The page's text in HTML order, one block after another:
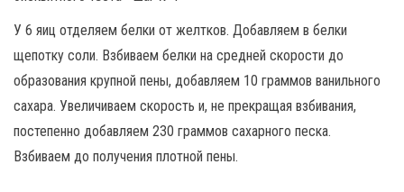
У 6 яиц отделяем белки от желтков. Добавляем в белки
щепотку соли. Взбиваем белки на средней скорости до
образования крупной пены, добавляем 10 граммов ванильного
сахара. Увеличиваем скорость и, не прекращая взбивания,
постепенно добавляем 230 граммов сахарного песка.
Взбиваем до получения плотной пены.